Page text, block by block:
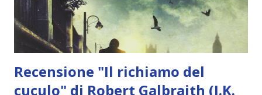
Strike sa che chiunque di loro sarebbe capace di tale odiosa
brutalità. Con la polizia focalizzata sul sospettato che
Strike ...
Recensione "Il richiamo del
cuculo" di Robert Galbraith (J.K.